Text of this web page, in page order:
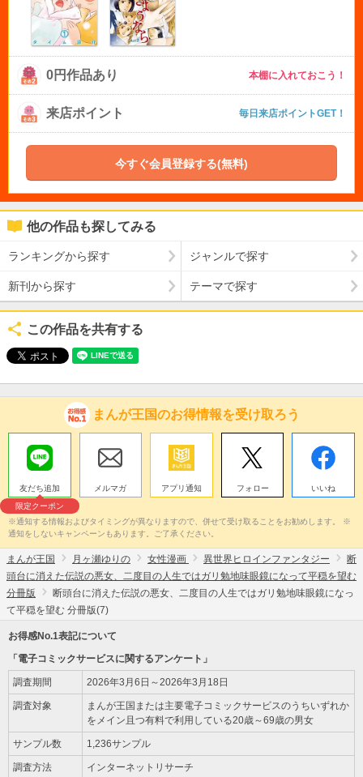
0円作品あり 本棚に入れておこう！
来店ポイント 毎日来店ポイントGET！
今すぐ会員登録する(無料)
他の作品も探してみる
ランキングから探す ジャンルで探す
新刊から探す テーマで探す
この作品を共有する
まんが王国のお得情報を受け取ろう
友だち追加
限定クーポン
メルマガ アプリ通知 フォロー いいね
※通知する情報およびタイミングが異なりますので、併せて受け取ることをお勧めします。 ※
通知をしないキャンペーンもあります。ご了承ください。
まんが王国 月ヶ瀬ゆりの 女性漫画 異世界ヒロインファンタジー
断
頭台に消えた伝説の悪女、二度目の人生ではガリ勉地味眼鏡になって平穏を望む
分冊版
断頭台に消えた伝説の悪女、二度目の人生ではガリ勉地味眼鏡になっ
て平穏を望む 分冊版(7)
お得感No.1表記について
「電子コミックサービスに関するアンケート」
調査期間 2026年3月6日～2026年3月18日
調査対象
まんが王国または主要電子コミックサービスのうちいずれか
をメイン且つ有料で利用している20歳～69歳の男女
サンプル数 1,236サンプル
調査方法 インターネットリサーチ